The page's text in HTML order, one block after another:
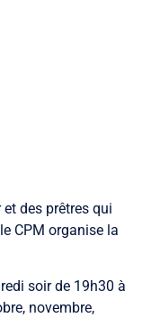
des prêtres qui
CPM organise la
soir de 19h30 à
novembre,